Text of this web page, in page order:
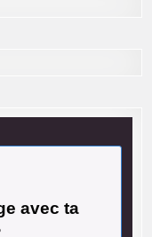
avec ta